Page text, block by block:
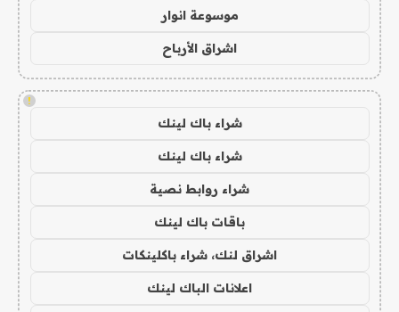
موسوعة انوار
اشراق الأرباح
!
شراء باك لينك
شراء باك لينك
شراء روابط نصية
باقات باك لينك
اشراق لنك، شراء باكلينكات
اعلانات الباك لينك